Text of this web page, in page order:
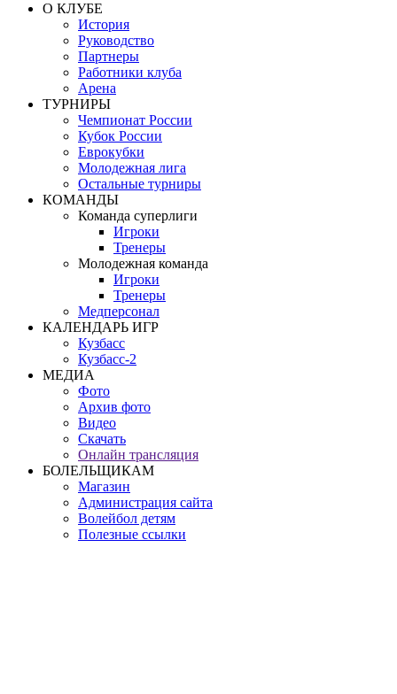
О КЛУБЕ
История
Руководство
Партнеры
Работники клуба
Арена
ТУРНИРЫ
Чемпионат России
Кубок России
Еврокубки
Молодежная лига
Остальные турниры
КОМАНДЫ
Команда суперлиги
Игроки
Тренеры
Молодежная команда
Игроки
Тренеры
Медперсонал
КАЛЕНДАРЬ ИГР
Кузбасс
Кузбасс-2
МЕДИА
Фото
Архив фото
Видео
Скачать
Онлайн трансляция
БОЛЕЛЬЩИКАМ
Магазин
Администрация сайта
Волейбол детям
Полезные ссылки